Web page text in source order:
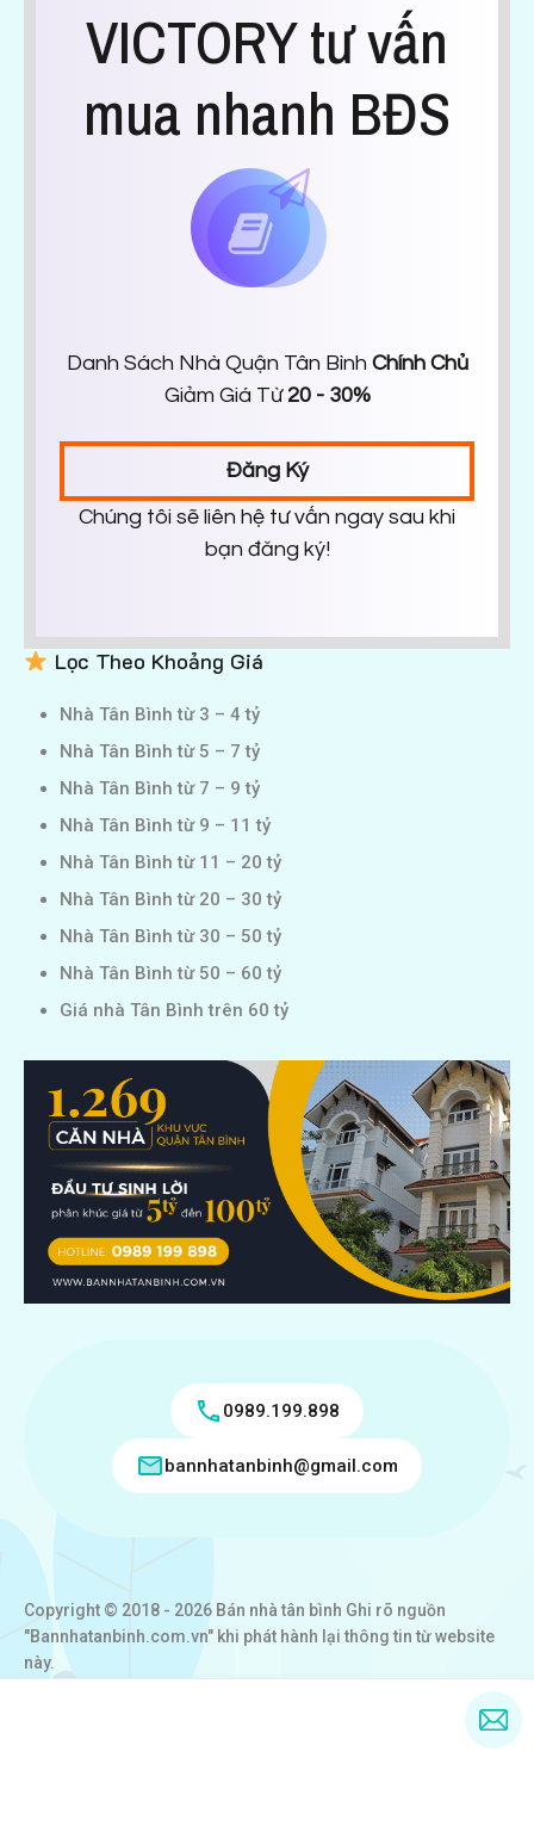
VICTORY tư vấn
mua nhanh BĐS
Danh Sách Nhà Quận Tân Bình Chính Chủ
Giảm Giá Từ 20 - 30%
Đăng Ký
Chúng tôi sẽ liên hệ tư vấn ngay sau khi
bạn đăng ký!
Lọc Theo Khoảng Giá
Nhà Tân Bình từ 3 – 4 tỷ
Nhà Tân Bình từ 5 – 7 tỷ
Nhà Tân Bình từ 7 – 9 tỷ
Nhà Tân Bình từ 9 – 11 tỷ
Nhà Tân Bình từ 11 – 20 tỷ
Nhà Tân Bình từ 20 – 30 tỷ
Nhà Tân Bình từ 30 – 50 tỷ
Nhà Tân Bình từ 50 – 60 tỷ
Giá nhà Tân Bình trên 60 tỷ
0989.199.898
bannhatanbinh@gmail.com
Copyright © 2018 - 2026 Bán nhà tân bình Ghi rõ nguồn
"Bannhatanbinh.com.vn" khi phát hành lại thông tin từ website
này.